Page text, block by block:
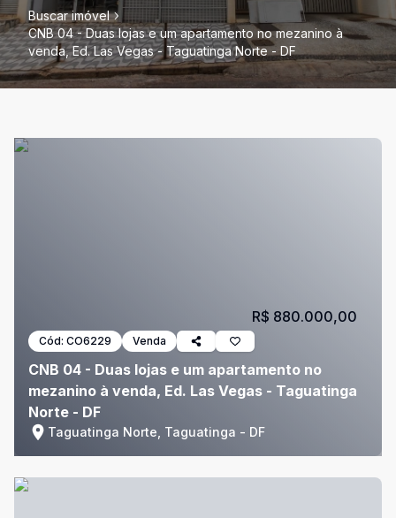
Buscar imóvel
CNB 04 - Duas lojas e um apartamento no mezanino à
venda, Ed. Las Vegas - Taguatinga Norte - DF
Cód: CO6229 Venda
CNB 04 - Duas lojas e um apartamento no
mezanino à venda, Ed. Las Vegas - Taguatinga
Norte - DF
Taguatinga Norte, Taguatinga - DF
R$ 880.000,00